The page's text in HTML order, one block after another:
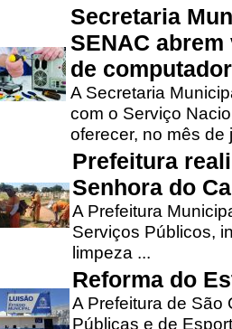
Secretaria
SENAC
de
A Secretaria
com o Serviço
oferecer, no mês de
Prefeitura
Senhora do
A Prefeitura
Serviços Públicos,
limpeza ...
Reforma do
A Prefeitura de São
Públicas e de